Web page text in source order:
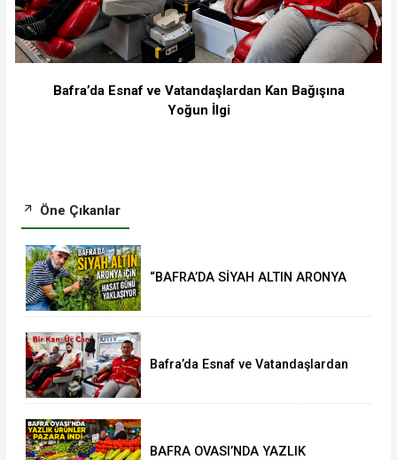
Bafra’da Esnaf ve Vatandaşlardan Kan Bağışına
Yoğun İlgi
Öne Çıkanlar
“BAFRA’DA SİYAH ALTIN ARONYA
Bafra’da Esnaf ve Vatandaşlardan
BAFRA OVASI’NDA YAZLIK